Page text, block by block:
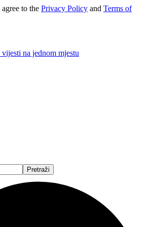
to the Privacy Policy and Terms of
na jednom mjestu